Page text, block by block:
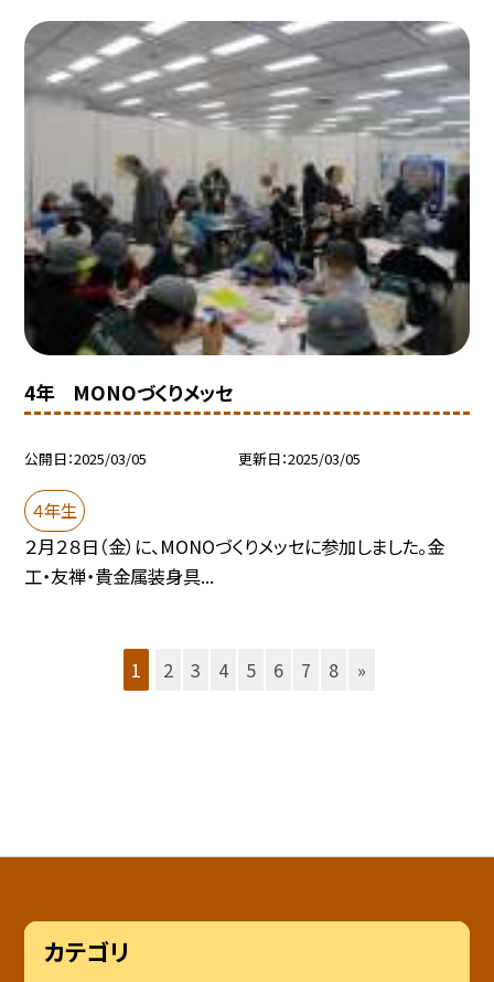
4年 MONOづくりメッセ
公開日 2025/03/05 更新日 2025/03/05
４年生
２月２８日（金）に、MONOづくりメッセに参加しました。金
工・友禅・貴金属装身具...
1 2 3 4 5 6 7 8 »
カテゴリ